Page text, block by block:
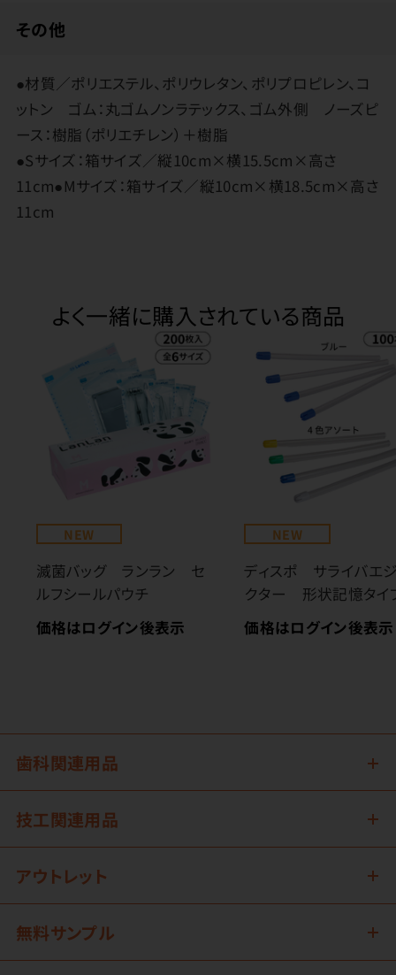
その他
●材質／ポリエステル、ポリウレタン、ポリプロピレン、コ
ットン ゴム：丸ゴムノンラテックス、ゴム外側 ノーズピ
ース：樹脂（ポリエチレン）＋樹脂
●Sサイズ：箱サイズ／縦10cm×横15.5cm×高さ
11cm●Mサイズ：箱サイズ／縦10cm×横18.5cm×高さ
11cm
よく一緒に購入されている商品
NEW
滅菌バッグ ランラン セ
ルフシールパウチ
価格はログイン後表示
NEW
ディスポ サライバエ
クター 形状記憶タイ
価格はログイン後表示
歯科関連用品
技工関連用品
アウトレット
無料サンプル